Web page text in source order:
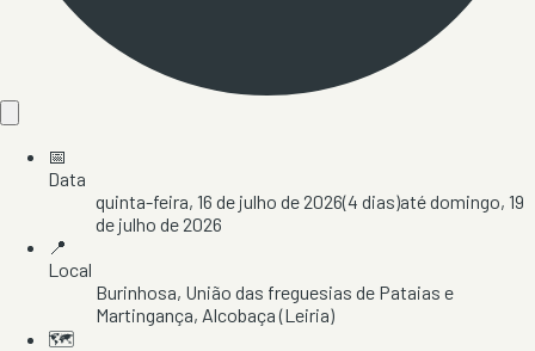
📅
Data
quinta-feira, 16 de julho de 2026(4 dias)atédomingo, 19
de julho de 2026
📍
Local
Burinhosa, União das freguesias de Pataias e
Martingança, Alcobaça(Leiria)
🗺️